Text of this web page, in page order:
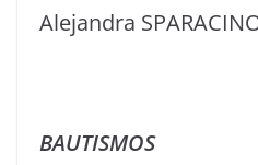
Alejandra
BAUTISMOS